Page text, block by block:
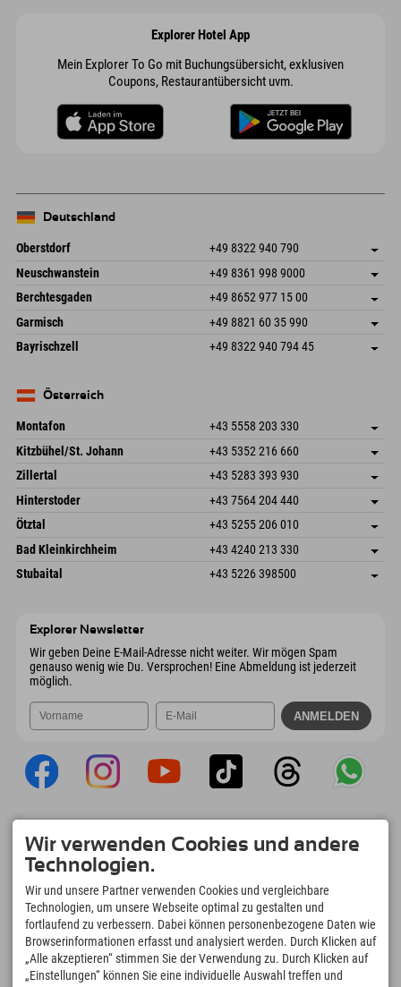
Explorer Hotel App
Mein Explorer To Go mit Buchungsübersicht, exklusiven
Coupons, Restaurantübersicht uvm.
Deutschland
Oberstdorf +49 8322 940 790
An der Breitach 3
Deutschland
Adresse speichern
Buchen
Neuschwanstein +49 8361 998 9000
An der Riese 45
87484 Nesselwang im Allgäu
Deutschland
Adresse speichern
Buchen
Berchtesgaden +49 8652 977 15 00
Hofreitstr. 7
Deutschland
Adresse speichern
Buchen
Garmisch +49 8821 60 35 990
Frickenstraße 22
82490 Farchant
Adresse speichern
Bayrischzell +49 8322 940 794 45
Deutschland
Österreich
Montafon +43 5558 203 330
Dorfstr. 127b
6793 Gaschurn/Montafon
Österreich
Adresse speichern
Buchen
Kitzbühel/St. Johann +43 5352 216 660
Speckbacherstraße 87
Österreich
Adresse speichern
Buchen
Zillertal +43 5283 393 930
Schmiedau 2
Österreich
Adresse speichern
Buchen
Hinterstoder +43 7564 204 440
Freizeitpark 10
Österreich
Adresse speichern
Buchen
Ötztal +43 5255 206 010
Gscheat 14
Österreich
Adresse speichern
Buchen
Bad Kleinkirchheim +43 4240 213 330
Dorfstraße 24
Adresse speichern
Stubaital +43 5226 398500
Explorer Newsletter
Wir geben Deine E-Mail-Adresse nicht weiter. Wir mögen Spam
genauso wenig wie Du. Versprochen! Eine Abmeldung ist jederzeit
möglich.
Upload Deiner #ExplorerMoments, Mein
Explorer To Go mit Buchungsübersicht,
Bucketlist, Restaurantübersicht uvm. Jetzt
downloaden!
Zeit für Explorer Moments
166 4.634km
Wir verwenden Cookies und andere
Technologien.
Wir und unsere Partner verwenden Cookies und vergleichbare
Technologien, um unsere Webseite optimal zu gestalten und
fortlaufend zu verbessern. Dabei können personenbezogene Daten wie
Browserinformationen erfasst und analysiert werden. Durch Klicken auf
„Alle akzeptieren“ stimmen Sie der Verwendung zu. Durch Klicken auf
„Einstellungen“ können Sie eine individuelle Auswahl treffen und